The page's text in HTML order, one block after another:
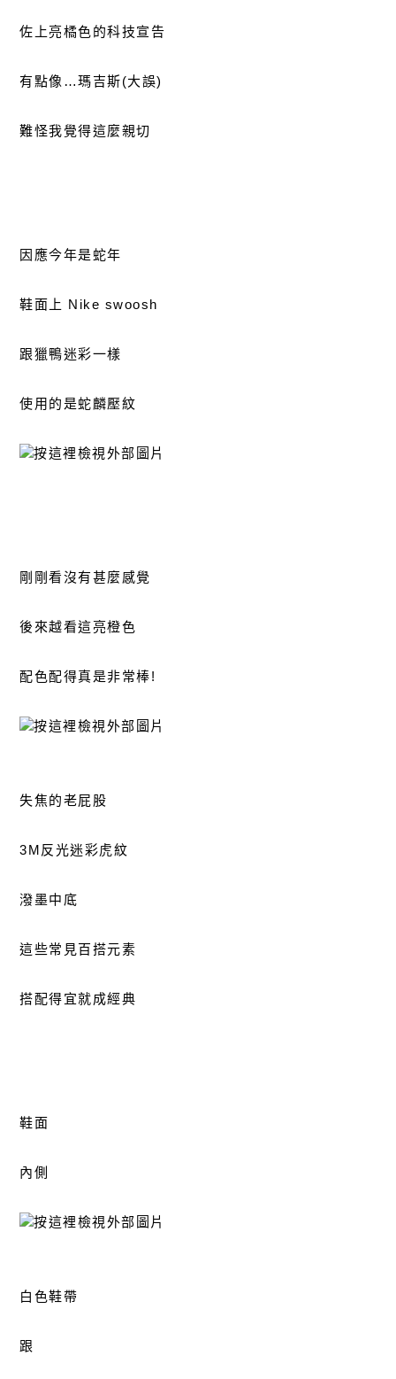
佐上亮橘色的科技宣告
有點像…瑪吉斯(大誤)
難怪我覺得這麼親切
因應今年是蛇年
鞋面上 Nike swoosh
跟獵鴨迷彩一樣
使用的是蛇麟壓紋
剛剛看沒有甚麼感覺
後來越看這亮橙色
配色配得真是非常棒!
失焦的老屁股
3M反光迷彩虎紋
潑墨中底
這些常見百搭元素
搭配得宜就成經典
鞋面
內側
白色鞋帶
跟